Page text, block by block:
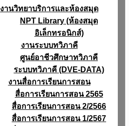
งานวิทยาบริการเเละห้องสมุด
NPT Library (ห้องสมุด
อิเล็กทรอนิกส์)
งานระบบทวิภาคี
ศูนย์อาชีวศึกษาทวิภาคี
ระบบทวิภาคี (DVE-DATA)
งานสื่อการเรียนการสอน
สื่อการเรียนการสอน 2565
สื่อการเรียนการสอน 2/2566
สื่อการเรียนการสอน 1/2567